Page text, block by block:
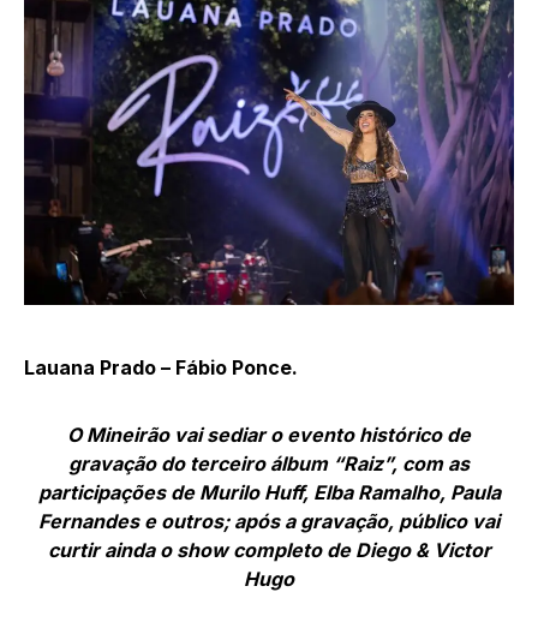
Lauana Prado – Fábio Ponce.
O Mineirão vai sediar o evento histórico de
gravação do terceiro álbum “Raiz”, com as
participações de Murilo Huff, Elba Ramalho, Paula
Fernandes e outros; após a gravação, público vai
curtir ainda o show completo de Diego & Victor
Hugo